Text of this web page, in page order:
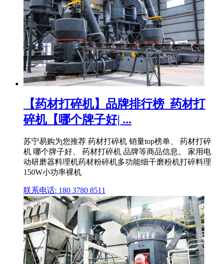
【药材打碎机】品牌排行榜_药材打
碎机【哪个牌子好| ...
苏宁易购为您推荐 药材打碎机 销量top榜单、 药材打碎
机 哪个牌子好、 药材打碎机 品牌等商品信息。 家用电
动研磨器料理机药材粉碎机多功能细干磨粉机打碎料理
150W小功率裸机
联系电话: 180 3780 8511